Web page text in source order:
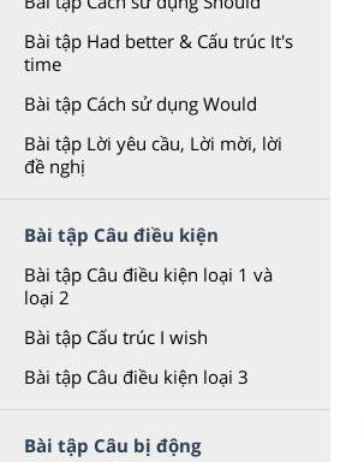
Bài tập Had better & Cấu trúc It's
time
Bài tập Cách sử dụng Would
Bài tập Lời yêu cầu, Lời mời, lời
đề nghị
Bài tập Câu điều kiện
Bài tập Câu điều kiện loại 1 và
loại 2
Bài tập Cấu trúc I wish
Bài tập Câu điều kiện loại 3
Bài tập Câu bị động